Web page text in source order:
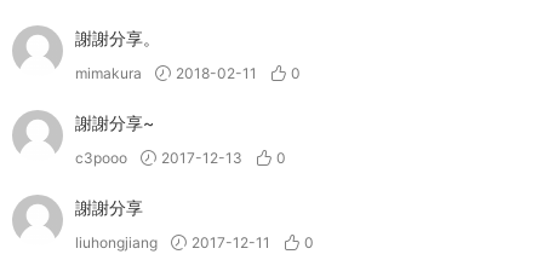
謝謝分享。
mimakura 2018-02-11 0
謝謝分享~
c3pooo 2017-12-13 0
謝謝分享
liuhongjiang 2017-12-11 0